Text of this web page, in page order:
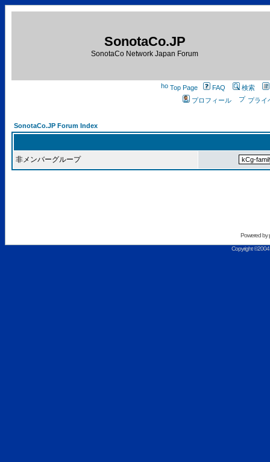
SonotaCo.JP
SonotaCo Network Japan Forum
Top Page FAQ
検索
プロフィール
プライ
SonotaCo.JP Forum Index
非メンバーグループ
Powered by
Copyright ©2004